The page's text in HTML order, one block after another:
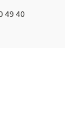
49 40